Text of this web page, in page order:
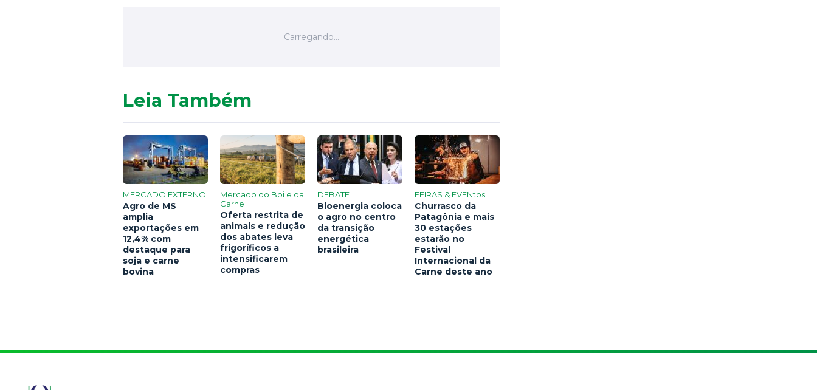
Leia Também
MERCADO EXTERNO
Agro de MS
amplia
exportações em
12,4% com
destaque para
soja e carne
bovina
Mercado do Boi e da
Carne
Oferta restrita de
animais e redução
dos abates leva
frigoríficos a
intensificarem
compras
DEBATE
Bioenergia coloca
o agro no centro
da transição
energética
brasileira
FEIRAS & EVENtos
Churrasco da
Patagônia e mais
30 estações
estarão no
Festival
Internacional da
Carne deste ano